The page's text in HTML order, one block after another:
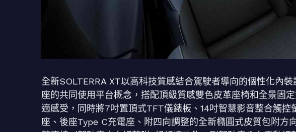
全新SOLTERRA XT以高科技質感結合駕駛者導向的個性化內
座的共同使用平台概念，搭配頂級質感雙色皮革座椅和全景固
適感受，同時將7吋置頂式TFT儀錶板、14吋智慧影音整合觸
座、後座Type C充電座、附四向調整的全新橢圓式皮質包附方